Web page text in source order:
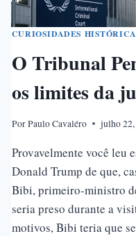
CURIOSIDADES
O Tribunal
os limites da
PorPaulo Cavaléro julho
Provavelmente você leu
Donald Trump de que,
Bibi, primeiro-ministro
seria preso durante a
motivos, Bibi teria que